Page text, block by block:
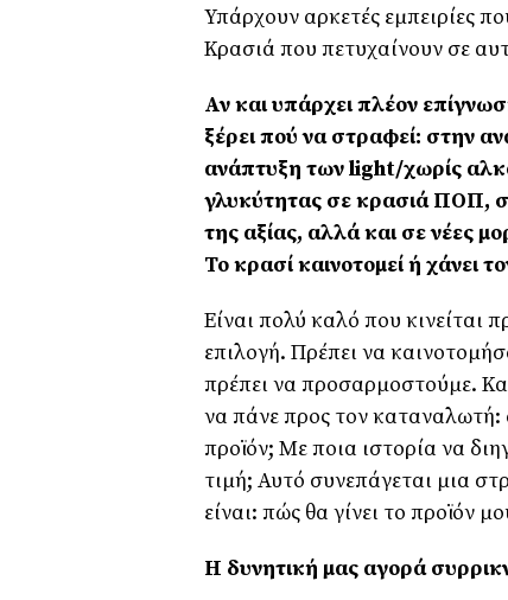
Υπάρχουν αρκετές εμπειρίες
Κρασιά που πετυχαίνουν σε
Αν και υπάρχει πλέον
ξέρει πού να στραφεί: στην
ανάπτυξη των light/χωρίς
γλυκύτητας σε κρασιά ΠΟΠ,
της αξίας, αλλά και σε νέες
Το κρασί καινοτομεί ή χάνει
Είναι πολύ καλό που κινείται
επιλογή. Πρέπει να
πρέπει να προσαρμοστούμε.
να πάνε προς τον καταναλωτή:
προϊόν; Με ποια ιστορία να
τιμή; Αυτό συνεπάγεται μια
είναι: πώς θα γίνει το προϊόν
Η δυνητική μας αγορά